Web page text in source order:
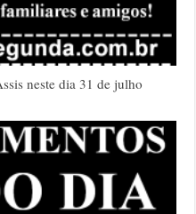
neste dia 31 de julho